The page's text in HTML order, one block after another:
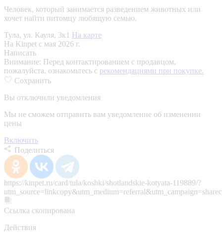
Человек, который занимается разведением животных или
хочет найти питомцу любящую семью.
Тула, ул. Кауля, 3к1 На карте
На Kinpet c мая 2026 г.
Написать
Внимание: Перед контактированием с продавцом,
пожалуйста, ознакомьтесь с рекомендациями при покупке.
Сохранить
Вы отключили уведомления
Мы не сможем отправить вам уведомление об изменении
цены
Включить
Поделиться
https://kinpet.ru/card/tula/koshki/shotlandskie-kotyata-119889/?
Ссылка скопирована
Действия